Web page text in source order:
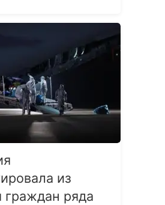
из
граждан ряда